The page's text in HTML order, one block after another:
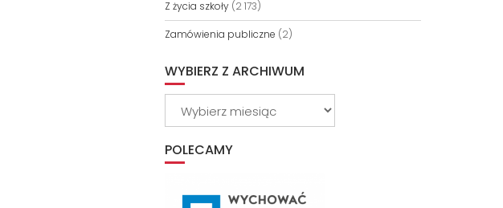
Z życia szkoły(2 173)
Zamówienia publiczne (2)
WYBIERZ Z ARCHIWUM
POLECAMY